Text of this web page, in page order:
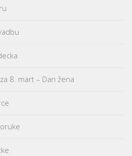
8. mart – Dan žena